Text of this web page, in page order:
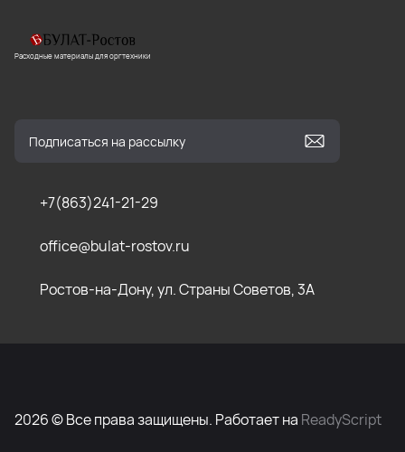
Расходные материалы для оргтехники
+7(863)241-21-29
office@bulat-rostov.ru
Ростов-на-Дону, ул. Страны Советов, 3А
2026 © Все права защищены. Работает на ReadyScript